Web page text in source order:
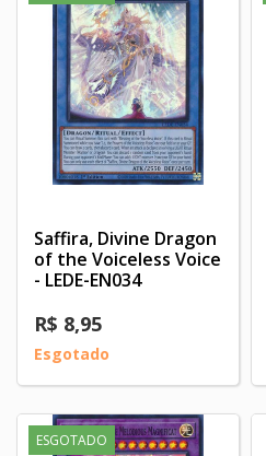
Saffira, Divine Dragon
of the Voiceless Voice
- LEDE-EN034
R$ 8,95
Esgotado
ESGOTADO